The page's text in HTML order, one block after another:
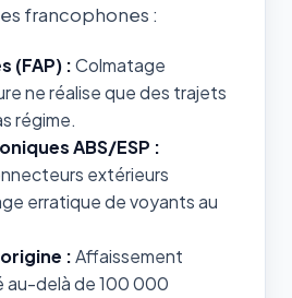
francophones :
(FAP) :Colmatage
ne réalise que des trajets
régime.
ABS/ESP :
extérieurs
erratique de voyants au
:Affaissement
delà de 100 000